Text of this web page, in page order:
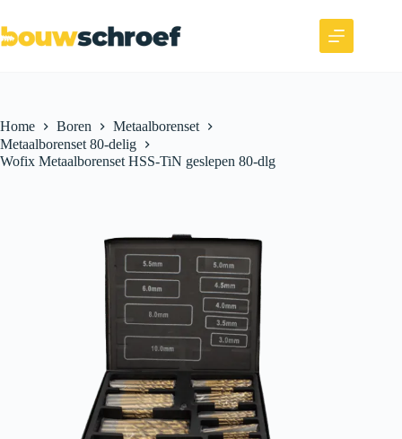
Home Boren
Metaalborenset
Metaalborenset 80-delig
Wofix Metaalborenset HSS-TiN geslepen 80-dlg